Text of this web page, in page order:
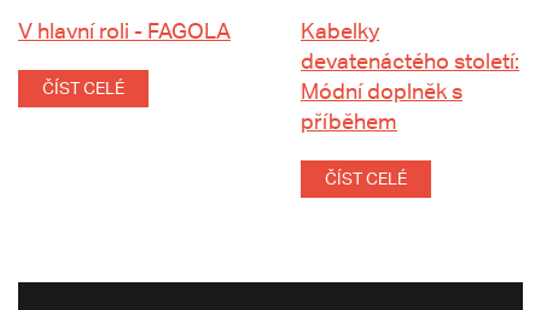
V hlavní roli - FAGOLA
ČÍST CELÉ
Kabelky
devatenáctého století:
Módní doplněk s
příběhem
ČÍST CELÉ